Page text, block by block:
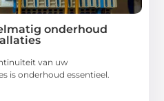
onderhoud
van uw
is onderhoud essentieel.